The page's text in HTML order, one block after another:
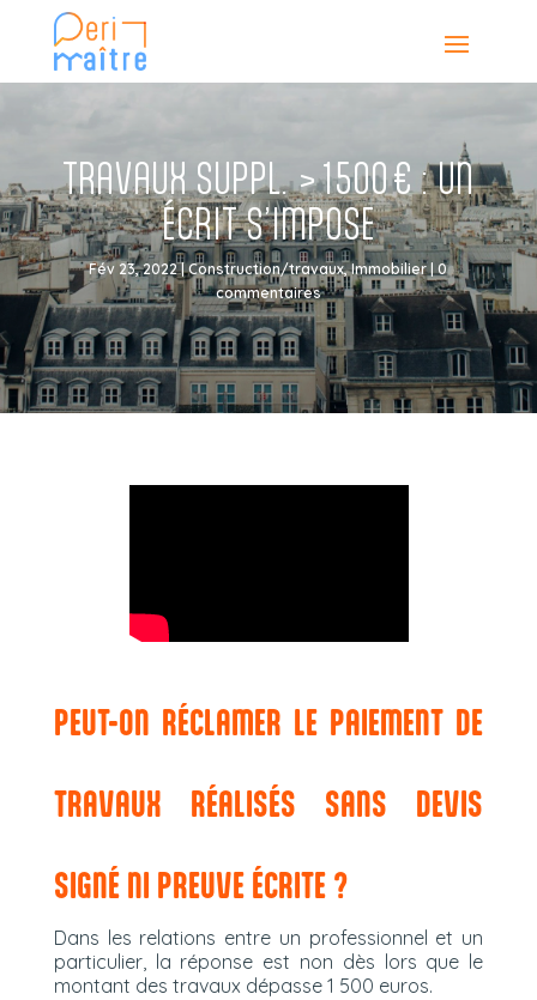
TRAVAUX SUPPL. > 1500 € : UN
ÉCRIT S’IMPOSE
Fév 23, 2022|Construction/travaux,Immobilier|0
commentaires
PEUT-ON RÉCLAMER LE PAIEMENT DE
TRAVAUX RÉALISÉS SANS DEVIS
SIGNÉ NI PREUVE ÉCRITE ?
Dans les relations entre un professionnel et un
particulier, la réponse est non dès lors que le
montant des travaux dépasse 1 500 euros.